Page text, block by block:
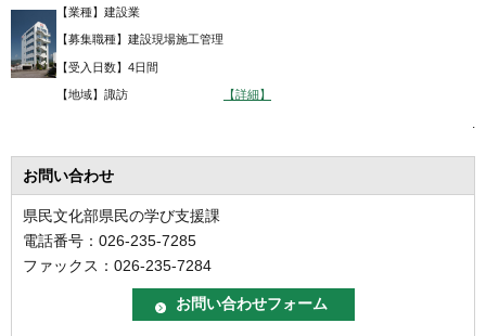
【業種】建設業
【募集職種】建設現場施工管理
【受入日数】4日間
【地域】諏訪 【詳細】
.
お問い合わせ
県民文化部県民の学び支援課
電話番号：026-235-7285
ファックス：026-235-7284